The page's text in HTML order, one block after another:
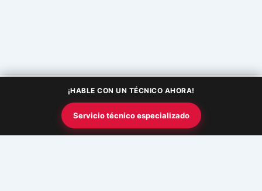
Copyright © 2026 Academia InfoSquad | Powered by
para WordPress
¡HABLE CON UN TÉCNICO AHORA!
Servicio técnico especializado